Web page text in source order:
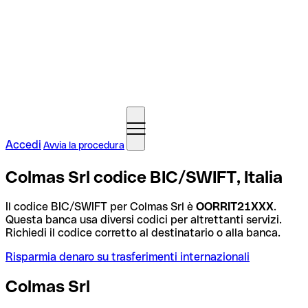
Accedi Avvia la procedura
Colmas Srl codice BIC/SWIFT, Italia
Il codice BIC/SWIFT per Colmas Srl è OORRIT21XXX.
Questa banca usa diversi codici per altrettanti servizi.
Richiedi il codice corretto al destinatario o alla banca.
Risparmia denaro su trasferimenti internazionali
Colmas Srl